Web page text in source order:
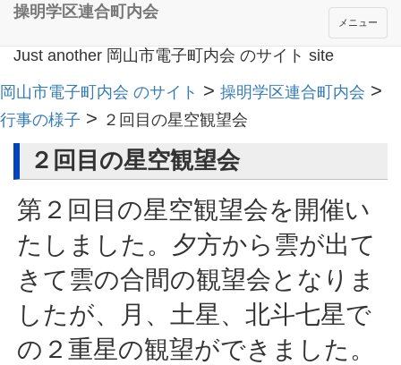
Just another 岡山市電子町内会 のサイト site
メニュー
操明学区連合町内会
岡山市電子町内会 のサイト > 操明学区連合町内会 >
行事の様子 > ２回目の星空観望会
２回目の星空観望会
第２回目の星空観望会を開催い
たしました。夕方から雲が出て
きて雲の合間の観望会となりま
したが、月、土星、北斗七星で
の２重星の観望ができました。